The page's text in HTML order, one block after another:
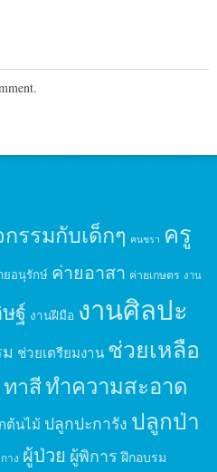
รรมกับเด็กๆ คนชรา ครู
ยอนุรักษ์ ค่ายอาสา ค่ายเกษตร งาน
ฐ์ งานฝีมือ งานศิลปะ
ช่วยเตรียมงาน ช่วยเหลือ
ทาสีทำความสะอาด
ต้นไม้ ปลูกปะการัง ปลูกป่า
าง ผู้ป่วย ผู้พิการ ฝึกอบรม